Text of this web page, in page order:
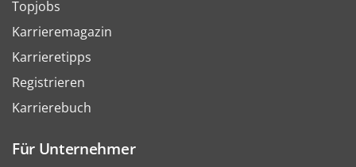
Topjobs
Karrieremagazin
Karrieretipps
Registrieren
Karrierebuch
Für Unternehmer